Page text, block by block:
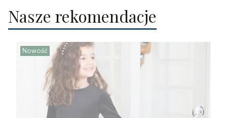
Nasze rekomendacje
Nowość